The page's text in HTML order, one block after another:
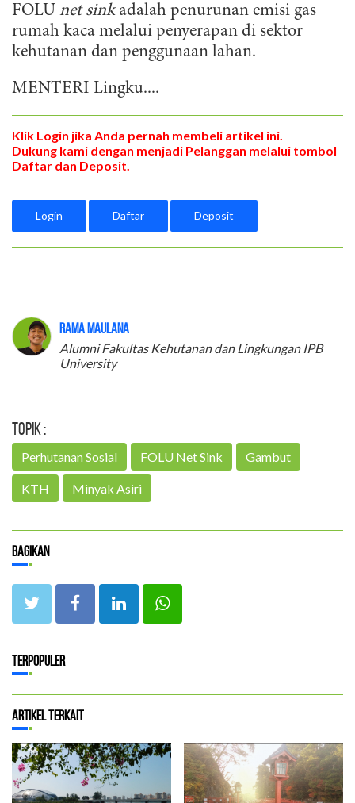
FOLU net sinkadalah penurunan emisi gas
rumah kaca melalui penyerapan di sektor
kehutanan dan penggunaan lahan.
MENTERI Lingku....
Klik Login jika Anda pernah membeli artikel ini.
Dukung kami dengan menjadi Pelanggan melalui tombol
Daftar dan Deposit.
Login Daftar Deposit
Rama Maulana
Alumni Fakultas Kehutanan dan Lingkungan IPB
University
Topik :
Perhutanan Sosial FOLU Net Sink Gambut
KTH Minyak Asiri
Bagikan
Terpopuler
Artikel Terkait